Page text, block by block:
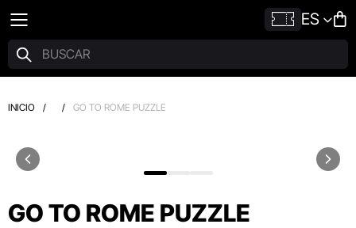
ES
INICIO / / GO TO ROME PUZZLE
GO TO ROME PUZZLE